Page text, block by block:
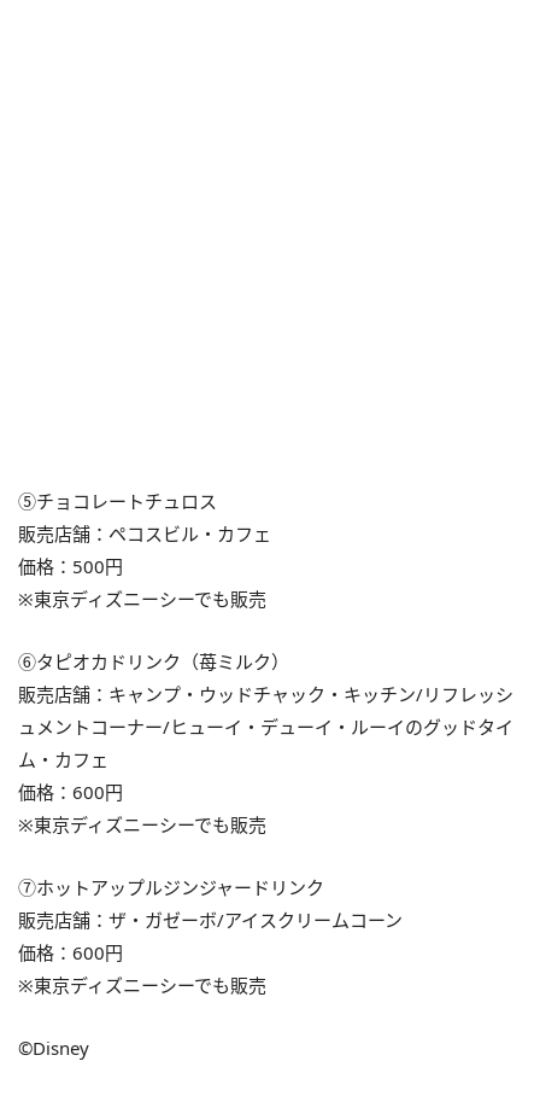
⑤チョコレートチュロス
販売店舗：ペコスビル・カフェ
価格：500円
※東京ディズニーシーでも販売
⑥タピオカドリンク（苺ミルク）
販売店舗：キャンプ・ウッドチャック・キッチン/リフレッシ
ュメントコーナー/ヒューイ・デューイ・ルーイのグッドタイ
ム・カフェ
価格：600円
※東京ディズニーシーでも販売
⑦ホットアップルジンジャードリンク
販売店舗：ザ・ガゼーボ/アイスクリームコーン
価格：600円
※東京ディズニーシーでも販売
©Disney